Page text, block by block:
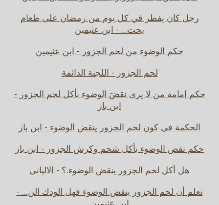
رجل كان يفطر في كل يوم من رمضان على طعام
يحت... - ابن عثيمين
حكم الوضوء من لحم الجزور - ابن عثيمين
لحم الجزور - اللجنة الدائمة
حكم إمامة من لا يرى نقضَ الوضوء بأكل لحم الجزور -
ابن باز
الحكمة في كون لحم الجزور ينقض الوضوء - ابن باز
حكم نقض الوضوء بأكل شحم وكرش الجزور - ابن باز
هل أكل لحم الجزور ينقض الوضوء.؟ - الالباني
نعلم أن لحم الجزور ينقض الوضوء فهل الودك الن... -